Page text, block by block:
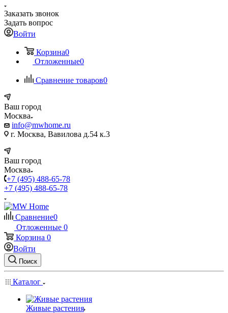
Заказать звонок
Задать вопрос
Войти
Корзина0
Отложенные0
Сравнение товаров0
Ваш город
Москва
info@mwhome.ru
г. Москва, Вавилова д.54 к.3
Ваш город
Москва
+7 (495) 488-65-78
+7 (495) 488-65-78
Сравнение0
Отложенные 0
Корзина 0
Войти
Поиск
Каталог
Живые растения